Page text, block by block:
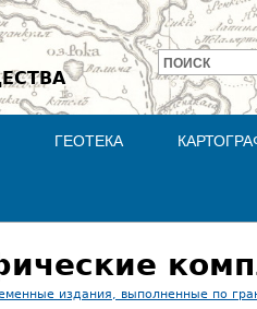
to navigation
Форма
поиска
ПОИСК
ГЕОТЕКА
издания, выполненные по